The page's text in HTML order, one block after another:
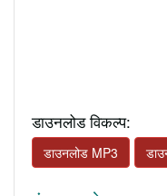
डाउनलोड विकल्प:
डाउनलोड MP3